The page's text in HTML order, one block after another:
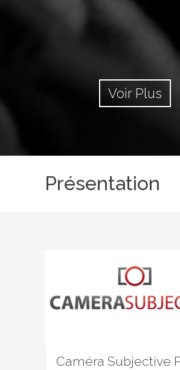
Voir Plus
Présentation
Caméra Subjective